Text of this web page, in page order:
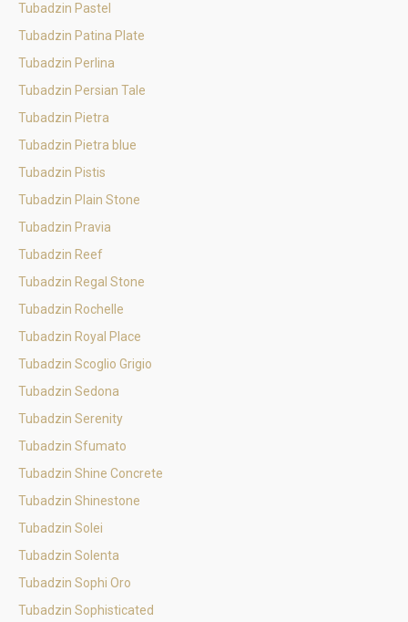
Tubadzin Pastel
Tubadzin Patina Plate
Tubadzin Perlina
Tubadzin Persian Tale
Tubadzin Pietra
Tubadzin Pietra blue
Tubadzin Pistis
Tubadzin Plain Stone
Tubadzin Pravia
Tubadzin Reef
Tubadzin Regal Stone
Tubadzin Rochelle
Tubadzin Royal Place
Tubadzin Scoglio Grigio
Tubadzin Sedona
Tubadzin Serenity
Tubadzin Sfumato
Tubadzin Shine Concrete
Tubadzin Shinestone
Tubadzin Solei
Tubadzin Solenta
Tubadzin Sophi Oro
Tubadzin Sophisticated